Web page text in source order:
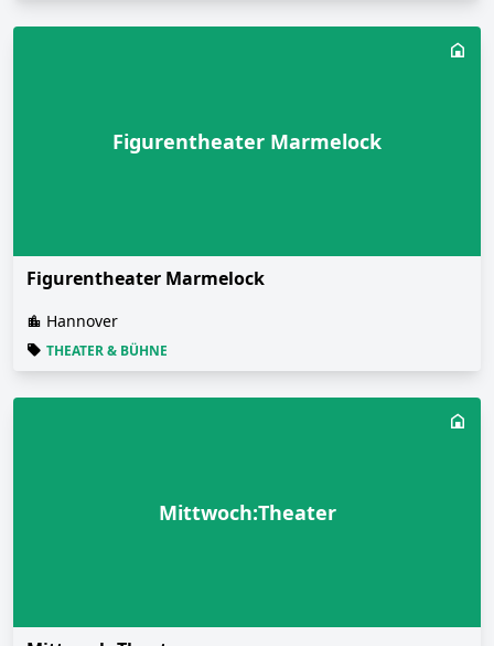
Figurentheater Marmelock
Figurentheater Marmelock
Hannover
THEATER & BÜHNE
Mittwoch:Theater